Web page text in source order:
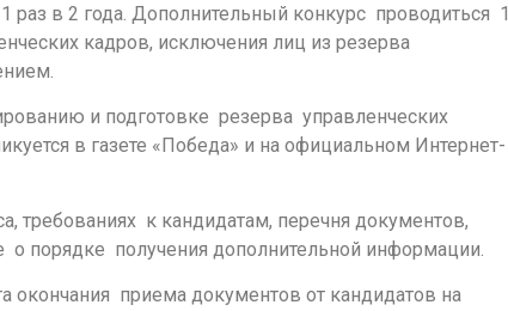
раз в 2 года. Дополнительный конкурс проводиться 1
кадров, исключения лиц из резерва
и подготовке резерва управленческих
в газете «Победа» и на официальном Интернет-
к кандидатам, перечня документов,
порядке получения дополнительной информации.
приема документов от кандидатов на